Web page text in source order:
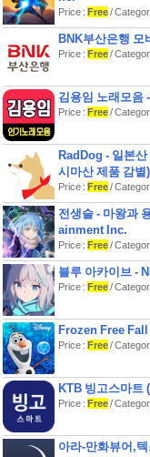
Price : Free/
BNK부산은행 모
Price : Free/
김용임 노래모음
Price : Free/
RadDog - 일본
시마산 제품 감별
Price : Free/
전생슬 - 마왕과
ainment Inc.
Price : Free/
블루 아카이브 -
Price : Free/
Frozen Free
Price : Free/
KTB 빙고스마트
Price : Free/
아라-만화뷰어,